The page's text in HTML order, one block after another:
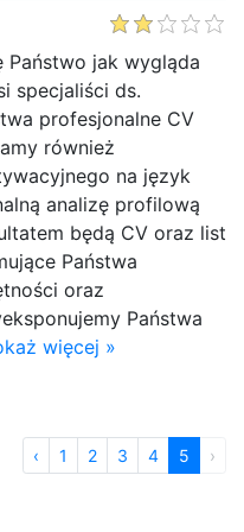
Państwo jak wygląda
specjaliści ds.
profesjonalne CV
również
na język
analizę profilową
będą CV oraz list
Państwa
oraz
Państwa
więcej »
‹ 1 2 3 4 5 ›